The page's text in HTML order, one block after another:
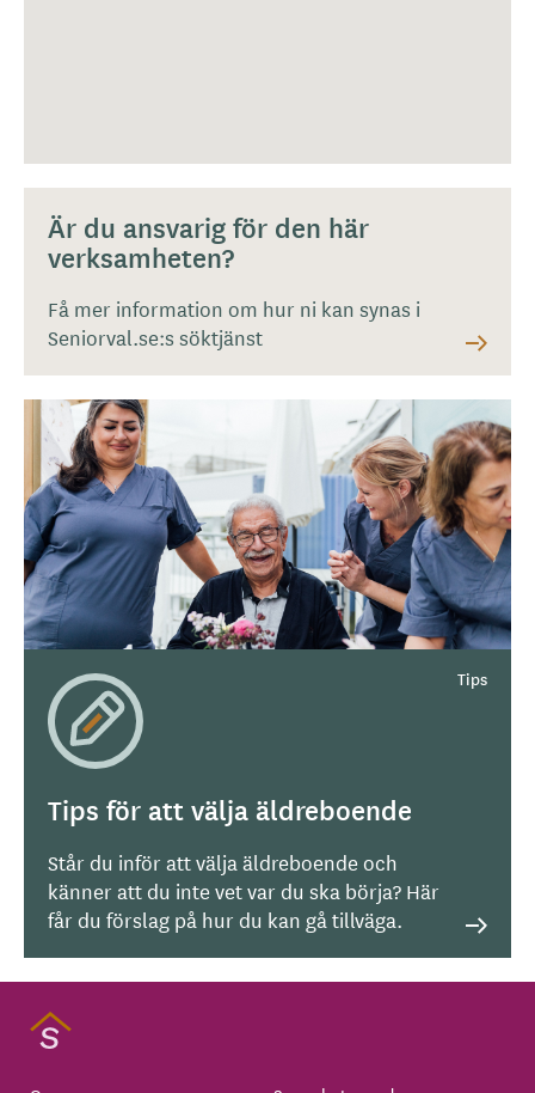
Är du ansvarig för den här
verksamheten?
Få mer information om hur ni kan synas i
Seniorval.se:s söktjänst
Tips för att välja äldreboende
Står du inför att välja äldreboende och
känner att du inte vet var du ska börja? Här
får du förslag på hur du kan gå tillväga.